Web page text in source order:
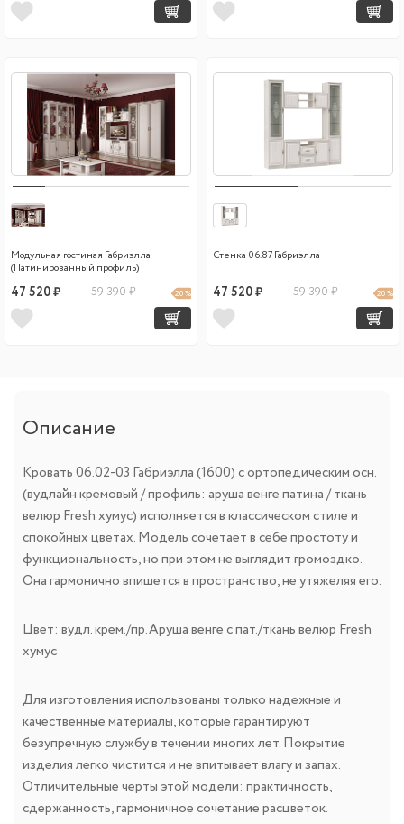
Модульная гостиная Габриэлла
(Патинированный профиль)
47 520 ₽ 59 390 ₽ 20 %
Стенка 06.87 Габриэлла
47 520 ₽ 59 390 ₽ 20 %
Описание
Кровать 06.02-03 Габриэлла (1600) с ортопедическим осн.
(вудлайн кремовый / профиль: аруша венге патина / ткань
велюр Fresh хумус) исполняется в классическом стиле и
спокойных цветах. Модель сочетает в себе простоту и
функциональность, но при этом не выглядит громоздко.
Она гармонично впишется в пространство, не утяжеляя его.
Цвет: вудл. крем./пр.Аруша венге с пат./ткань велюр Fresh
хумус
Для изготовления использованы только надежные и
качественные материалы, которые гарантируют
безупречную службу в течении многих лет. Покрытие
изделия легко чистится и не впитывает влагу и запах.
Отличительные черты этой модели: практичность,
сдержанность, гармоничное сочетание расцветок.